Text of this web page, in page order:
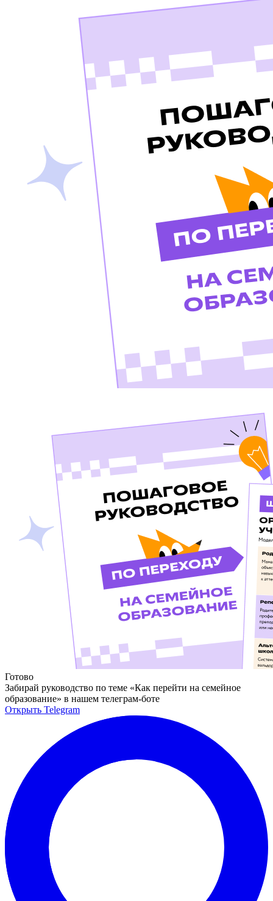
Готово
Забирай руководство по теме «Как перейти на семейное
образование» в нашем телеграм-боте
Открыть Telegram